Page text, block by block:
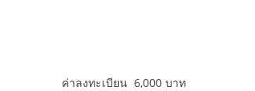
ค่าลงทะเบียน 6,000 บาท